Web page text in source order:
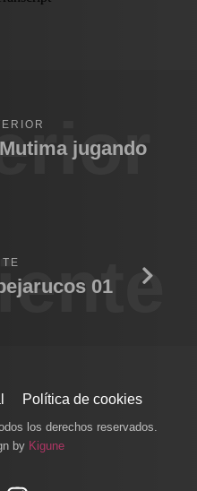
jugando
01
Política de cookies
los derechos reservados.
by Kigune